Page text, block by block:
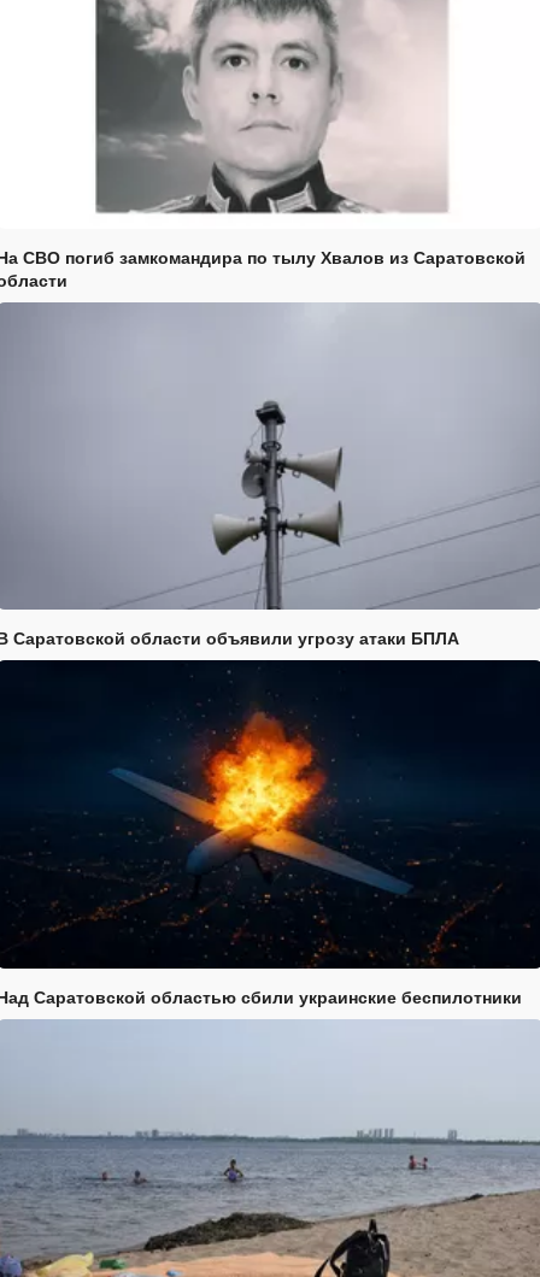
СВО погиб замкомандира по тылу Хвалов из Саратовской
Саратовской области объявили угрозу атаки БПЛА
Саратовской областью сбили украинские беспилотники